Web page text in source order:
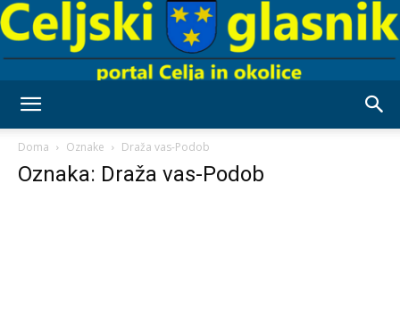
Doma Oznake Draža vas-Podob
Oznaka: Draža vas-Podob